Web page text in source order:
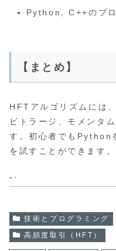
Python, C++のプ
【まとめ】
HFTアルゴリズムには
ビトラージ、モメンタ
す。初心者でもPython
を試すことができます。
“`
技術とプログラミング
高頻度取引（HFT）